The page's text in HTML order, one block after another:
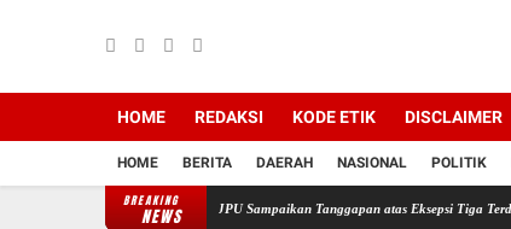
HOME REDAKSI KODE ETIK DISCLAIMER
HOME BERITA DAERAH NASIONAL POLITIK
BREAKING
NEWS
PT Semen Baturaja, JPU Sampaikan Tanggapan atas Eksepsi Tiga Terdakwa